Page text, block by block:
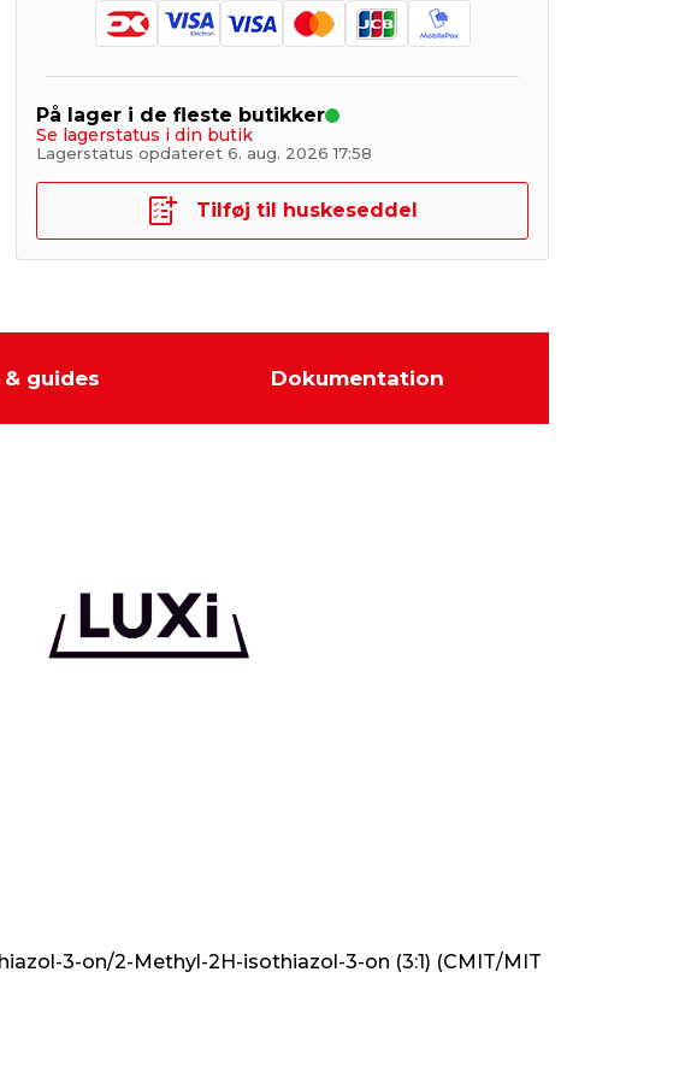
På lager i de fleste butikker
Se lagerstatus i din butik
Lagerstatus opdateret 6. aug. 2026 17:58
Tilføj til huskeseddel
guides Dokumentation
3-on/2-Methyl-2H-isothiazol-3-on (3:1) (CMIT/MIT